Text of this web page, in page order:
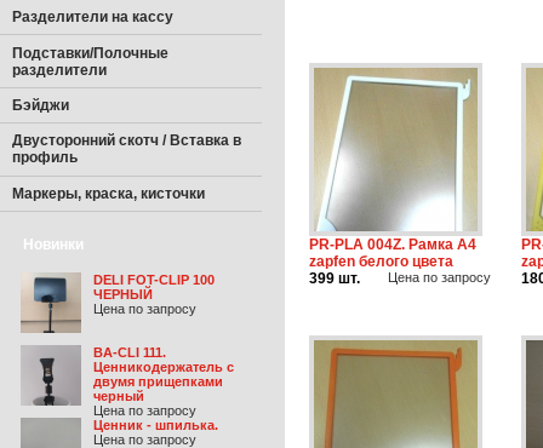
Разделители на кассу
Подставки/Полочные
разделители
Бэйджи
Двусторонний скотч / Вставка в
профиль
Маркеры, краска, кисточки
Новинки
DELI FOT-CLIP 100
ЧЕРНЫЙ
Цена по запросу
BA-CLI 111.
Ценникодержатель с
двумя прищепками
черный
Цена по запросу
Ценник - шпилька.
Цена по запросу
PR-PLA 004Z. Рамка А4
zapfen белого цвета
399 шт.
Цена по запросу